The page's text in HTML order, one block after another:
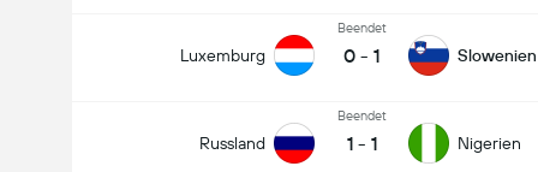
Luxemburg
Beendet
0 - 1 Slowenien
Russland
Beendet
1 - 1 Nigerien